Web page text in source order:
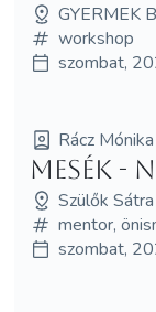
GYERMEK
workshop
szombat,
Rácz
Mesék -
Szülők Sátra
mentor,
szombat,